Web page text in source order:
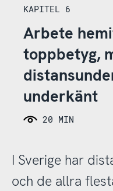
KAPITEL 6
Arbete
toppbetyg,
underkänt
20 MIN
I Sverige har
och de allra